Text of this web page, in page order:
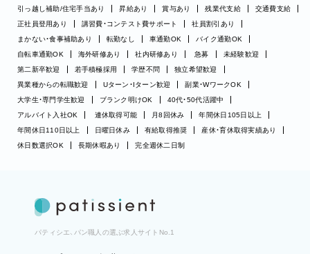
引っ越し補助/住宅手当あり
昇給あり 賞与あり 残業代支給
交通費支給
正社員登用あり
講習費・コンテスト費サポート
社員割引あり
まかない・食事補助あり
転勤なし 車通勤OK
バイク通勤OK
自転車通勤OK
海外研修あり 社内研修あり 急募
未経験歓迎
第二新卒歓迎
若手積極採用 学歴不問
独立希望歓迎
異業種からの転職歓迎
Uターン・Iターン歓迎
副業・WワークOK
大学生・専門学生歓迎
ブランク明けOK
40代・50代活躍中
アルバイト入社OK
連休取得可能 月8回休み
年間休日105日以上
年間休日110日以上
日曜日休み 有給取得推奨
産休・育休取得実績あり
休日数選択OK
長期休暇あり 完全週休二日制
パティシエ、パン職人の選ぶ求人サイトNo.1